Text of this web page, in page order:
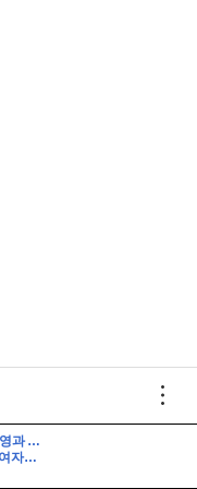
김지민 김준호 2세 임신소식 전와이프 김은영과 자녀는?
[선수권] '우리는 결승전으로 간다!' 고려대 여자축구부, 위덕대에 2-0 승리.